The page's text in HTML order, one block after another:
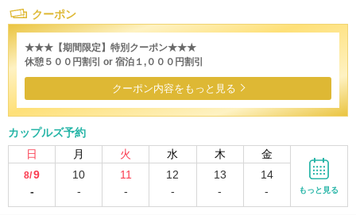
クーポン
★★★【期間限定】特別クーポン★★★
休憩５００円割引 or 宿泊１,０００円割引
クーポン内容をもっと見る
カップルズ予約
日
月 火 水 木 金
8/9
-
10
-
11
-
12
-
13
-
14
-
もっと見る